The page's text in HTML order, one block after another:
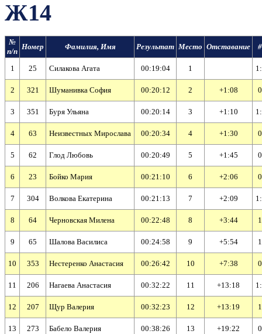
Ж14
№
п/п
Номер Фамилия, Имя Результат Место Отставание
1 25 Силакова Агата 00:19:04 1
2 321 Шуманивка София 00:20:12 2 +1:08
3 351 Буря Ульяна 00:20:14 3 +1:10
4 63 Неизвестных Мирослава 00:20:34 4 +1:30
5 62 Глод Любовь 00:20:49 5 +1:45
6 23 Бойко Мария 00:21:10 6 +2:06
7 304 Волкова Екатерина 00:21:13 7 +2:09
8 64 Черновская Милена 00:22:48 8 +3:44
9 65 Шалова Василиса 00:24:58 9 +5:54
10 353 Нестеренко Анастасия 00:26:42 10 +7:38
11 206 Нагаева Анастасия 00:32:22 11 +13:18
12 207 Щур Валерия 00:32:23 12 +13:19
13 273 Бабело Валерия 00:38:26 13 +19:22